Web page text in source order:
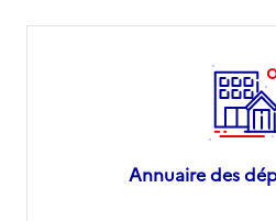
Annuaire des